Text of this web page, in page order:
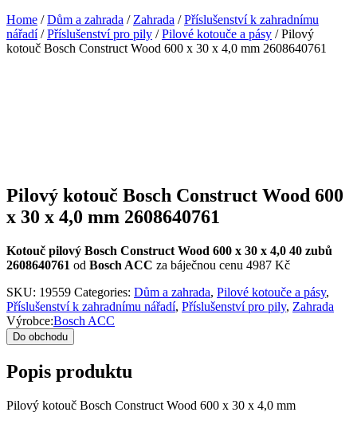
Home /Dům a zahrada / Zahrada /Příslušenství k zahradnímu
nářadí/Příslušenství pro pily /Pilové kotouče a pásy / Pilový
kotouč Bosch Construct Wood 600 x 30 x 4,0 mm 2608640761
Pilový kotouč Bosch Construct Wood 600
x 30 x 4,0 mm 2608640761
Kotouč pilový Bosch Construct Wood 600 x 30 x 4,0 40 zubů
2608640761 od Bosch ACC za báječnou cenu 4987 Kč
SKU: 19559 Categories: Dům a zahrada, Pilové kotouče a pásy,
Příslušenství k zahradnímu nářadí, Příslušenství pro pily, Zahrada
Výrobce:Bosch ACC
Do obchodu
Popis produktu
Pilový kotouč Bosch Construct Wood 600 x 30 x 4,0 mm